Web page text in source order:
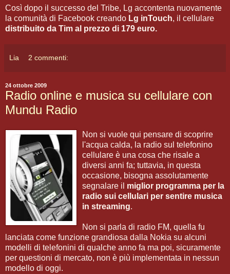
Così dopo il successo del Tribe, Lg accontenta nuovamente
la comunità di Facebook creando Lg inTouch, il cellulare
distribuito da Tim al prezzo di 179 euro.
Lia 2 commenti:
24 ottobre 2009
Radio online e musica su cellulare con
Mundu Radio
Non si vuole qui pensare di scoprire
l'acqua calda, la radio sul telefonino
cellulare è una cosa che risale a
diversi anni fa; tuttavia, in questa
occasione, bisogna assolutamente
segnalare il miglior programma per la
radio sui cellulari per sentire musica
in streaming.
Non si parla di radio FM, quella fu
lanciata come funzione grandiosa dalla Nokia su alcuni
modelli di telefonini di qualche anno fa ma poi, sicuramente
per questioni di mercato, non è più implementata in nessun
modello di oggi.